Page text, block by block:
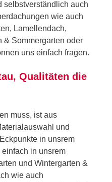
selbstverständlich auch
wie auch
Lamellendach,
& Sommergarten oder
uns einfach fragen.
Qualitäten die
muss, ist aus
und
in unsrem
in unsrem
und Wintergarten &
wie auch